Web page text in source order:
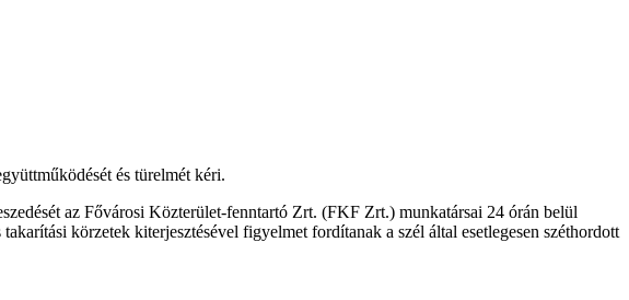
és türelmét kéri.
az Fővárosi Közterület-fenntartó Zrt. (FKF Zrt.) munkatársai 24 órán belül
körzetek kiterjesztésével figyelmet fordítanak a szél által esetlegesen széthordott